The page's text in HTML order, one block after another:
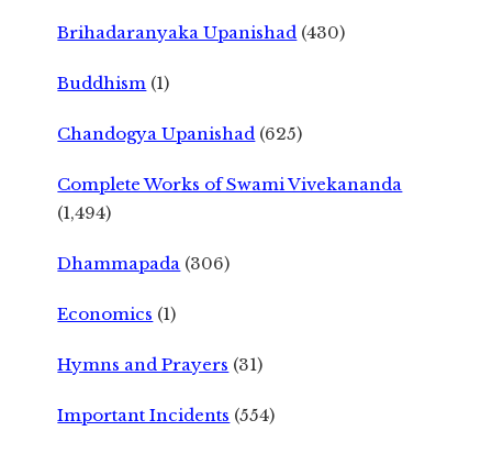
Brihadaranyaka Upanishad (430)
Buddhism (1)
Chandogya Upanishad (625)
Complete Works of Swami Vivekananda
(1,494)
Dhammapada (306)
Economics (1)
Hymns and Prayers (31)
Important Incidents (554)